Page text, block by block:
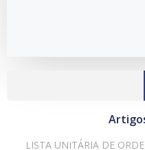
LISTA UNITÁRIA DE